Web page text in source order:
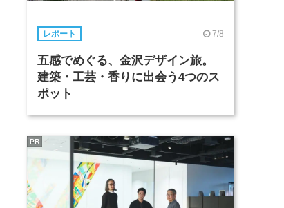
レポート 7/8
五感でめぐる、金沢デザイン旅。
建築・工芸・香りに出会う4つのス
ポット
PR